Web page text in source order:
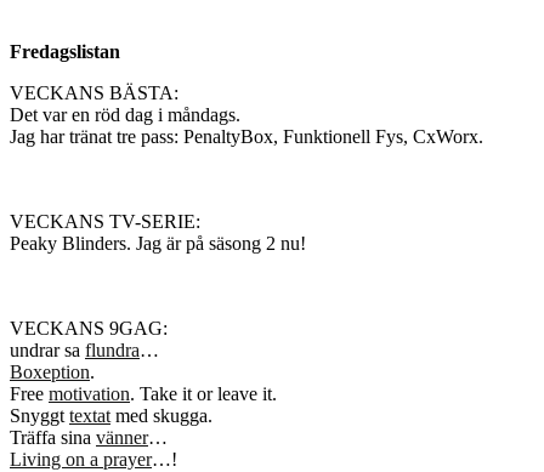
Fredagslistan
VECKANS BÄSTA:
Det var en röd dag i måndags.
Jag har tränat tre pass: PenaltyBox, Funktionell Fys, CxWorx.
VECKANS TV-SERIE:
Peaky Blinders. Jag är på säsong 2 nu!
VECKANS 9GAG:
undrar sa flundra…
Boxeption.
Free motivation. Take it or leave it.
Snyggt textat med skugga.
Träffa sina vänner…
Living on a prayer…!